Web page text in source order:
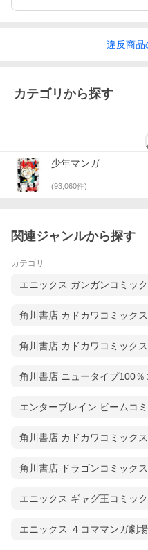
違反商品
カテゴリから探す
少年マンガ
(93,060件)
関連ジャンルから探す
カテゴリ
エニックス ガンガンコミッ
角川書店 カドカワコミック
角川書店 カドカワコミック
角川書店 ニュータイプ100％
エンターブレイン ビームコ
角川書店 カドカワコミック
角川書店 ドラゴンコミックス
エニックス ギャグ王コミッ
エニックス ４コママンガ劇場